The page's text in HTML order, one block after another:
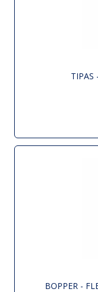
TIPAS
BOPPER -